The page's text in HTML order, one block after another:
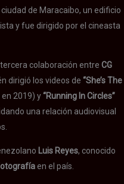
ciudad de Maracaibo, un edificio
y fue dirigido por el cineasta
colaboración entre CG
dirigió los videos de “She’s The
2019) y“Running In Circles”
una relación audiovisual
Luis Reyes, conocido
en el país.